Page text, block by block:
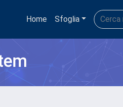
Home Sfoglia